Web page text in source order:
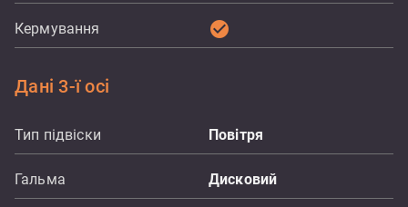
Кермування check_circle
Дані 3-ї осі
Тип підвіски Повітря
Гальма Дисковий